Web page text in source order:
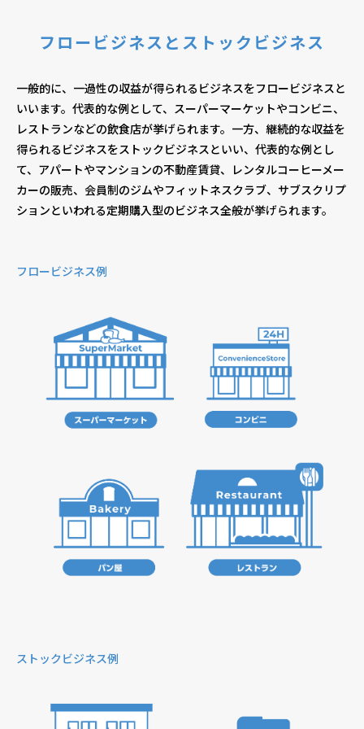
個人情報保護方針 個人情報の取り扱いについて 著作権について
フロービジネスとストックビジネス
一般的に、一過性の収益が得られるビジネスをフロービジネスと
いいます。代表的な例として、スーパーマーケットやコンビニ、
レストランなどの飲食店が挙げられます。一方、継続的な収益を
得られるビジネスをストックビジネスといい、代表的な例とし
て、アパートやマンションの不動産賃貸、レンタルコーヒーメー
カーの販売、会員制のジムやフィットネスクラブ、サブスクリプ
ションといわれる定期購入型のビジネス全般が挙げられます。
フロービジネス例
ストックビジネス例